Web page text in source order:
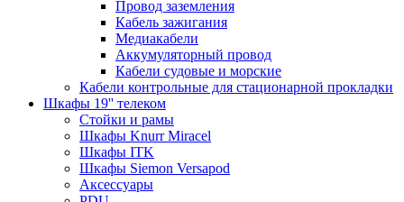
Провод заземления
Кабель зажигания
Медиакабели
Аккумуляторный провод
Кабели судовые и морские
Кабели контрольные для стационарной прокладки
Шкафы 19'' телеком
Стойки и рамы
Шкафы Knurr Miracel
Шкафы ITK
Шкафы Siemon Versapod
Аксессуары